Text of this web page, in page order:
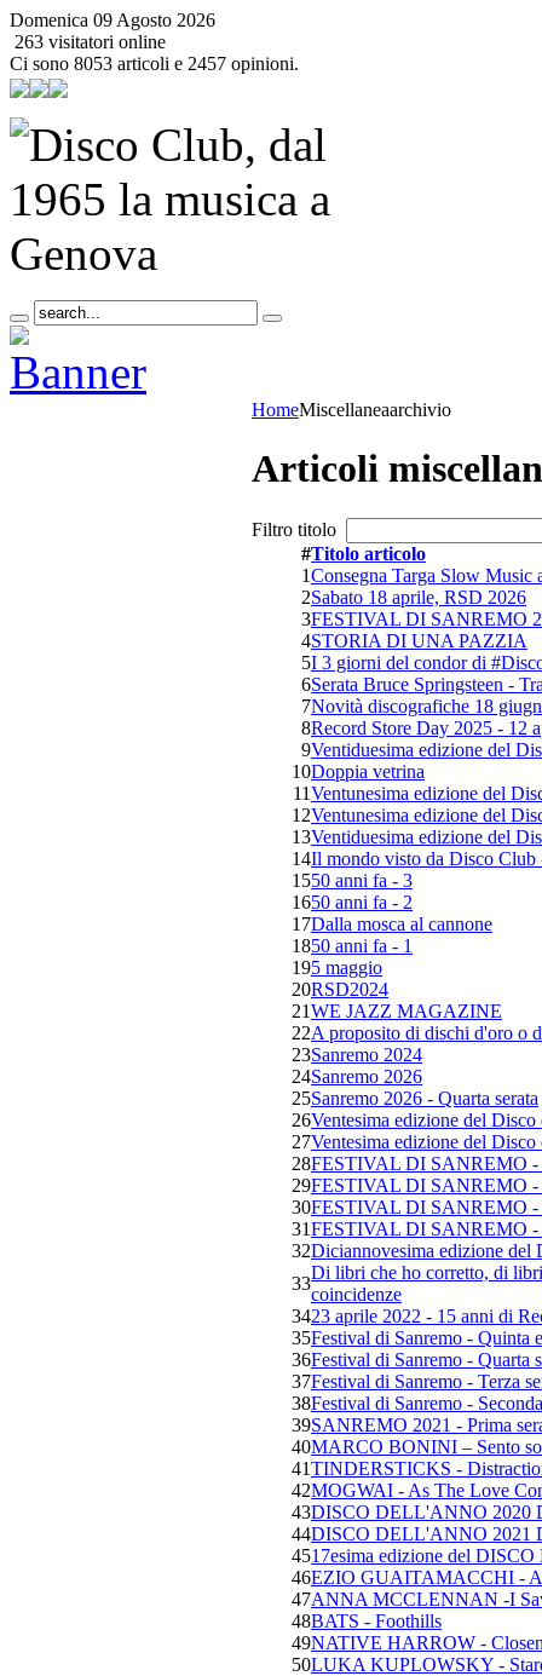
Domenica 09 Agosto 2026
263 visitatori online
Ci sono 8053 articoli e 2457 opinioni.
HomeMiscellaneaarchivio
Articoli
Filtro titolo
#Titolo articolo
1Consegna Targa Slow Music
2Sabato 18 aprile, RSD 2026
3FESTIVAL DI SANREMO
4STORIA DI UNA PAZZIA
5I 3 giorni del condor di
6Serata Bruce Springsteen -
7Novità discografiche 18
8Record Store Day 2025 - 12
9Ventiduesima edizione del
10Doppia vetrina
11Ventunesima edizione del
12Ventunesima edizione del
13Ventiduesima edizione del
14Il mondo visto da Disco Club
1550 anni fa - 3
1650 anni fa - 2
17Dalla mosca al cannone
1850 anni fa - 1
195 maggio
20RSD2024
21WE JAZZ MAGAZINE
22A proposito di dischi d'oro o
23Sanremo 2024
24Sanremo 2026
25Sanremo 2026 - Quarta serata
26Ventesima edizione del
27Ventesima edizione del
28FESTIVAL DI SANREMO
29FESTIVAL DI SANREMO
30FESTIVAL DI SANREMO
31FESTIVAL DI SANREMO
32Diciannovesima edizione
33
Di libri che ho corretto, di
coincidenze
3423 aprile 2022 - 15 anni di
35Festival di Sanremo - Quinta
36Festival di Sanremo - Quarta
37Festival di Sanremo - Terza
38Festival di Sanremo -
39SANREMO 2021 - Prima
40MARCO BONINI – Sento
41TINDERSTICKS -
42MOGWAI - As The Love
43DISCO DELL'ANNO 2020
44DISCO DELL'ANNO 2021
4517esima edizione del
46EZIO GUAITAMACCHI -
47ANNA MCCLENNAN -I
48BATS - Foothills
49NATIVE HARROW -
50LUKA KUPLOWSKY -